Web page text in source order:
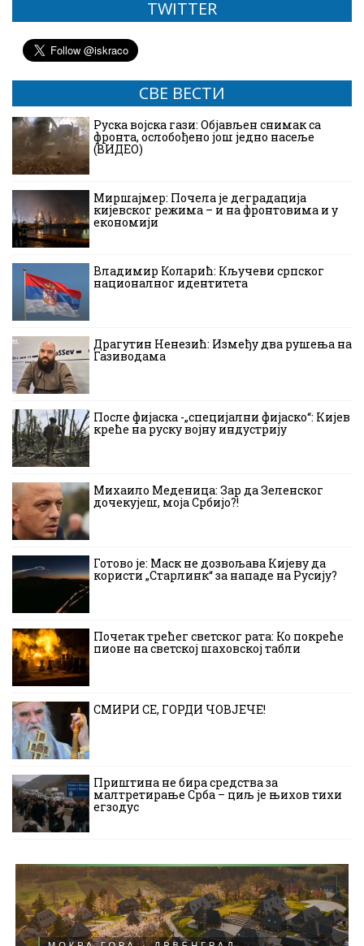
TWITTER
СВЕ ВЕСТИ
Руска војска гази: Објављен снимак са
фронта, ослобођено још једно насеље
(ВИДЕО)
Миршајмер: Почела је деградација
кијевског режима – и на фронтовима и у
економији
Владимир Коларић: Кључеви српског
националног идентитета
Драгутин Ненезић: Између два рушења на
Газиводама
После фијаска -„специјални фијаско“: Кијев
креће на руску војну индустрију
Михаило Меденица: Зар да Зеленског
дочекујеш, моја Србијо?!
Готово је: Маск не дозвољава Кијеву да
користи „Старлинк“ за нападе на Русију?
Почетак трећег светског рата: Ко покреће
пионе на светској шаховској табли
СМИРИ СЕ, ГОРДИ ЧОВЈЕЧЕ!
Приштина не бира средства за
малтретирање Срба – циљ је њихов тихи
егзодус